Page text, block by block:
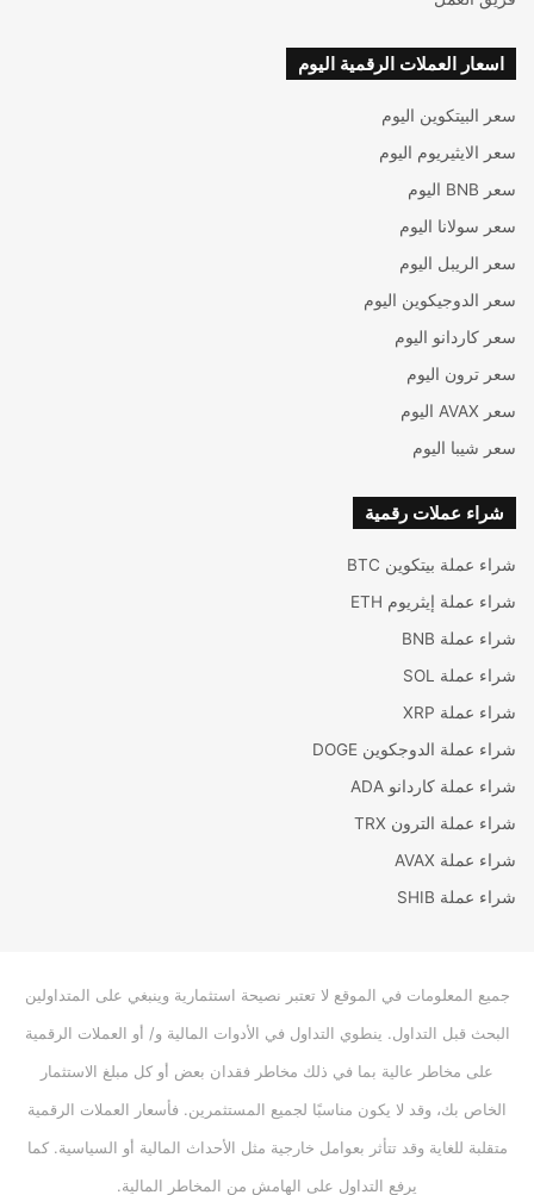
اسعار العملات الرقمية اليوم
سعر البيتكوين اليوم
سعر الايثيريوم اليوم
سعر BNB اليوم
سعر سولانا اليوم
سعر الريبل اليوم
سعر الدوجيكوين اليوم
سعر كاردانو اليوم
سعر ترون اليوم
سعر AVAX اليوم
سعر شيبا اليوم
شراء عملات رقمية
شراء عملة بيتكوين BTC
شراء عملة إيثريوم ETH
شراء عملة BNB
شراء عملة SOL
شراء عملة XRP
شراء عملة الدوجكوين DOGE
شراء عملة كاردانو ADA
شراء عملة الترون TRX
شراء عملة AVAX
شراء عملة SHIB
جميع المعلومات في الموقع لا تعتبر نصيحة استثمارية وينبغي على المتداولين
البحث قبل التداول. ينطوي التداول في الأدوات المالية و/ أو العملات الرقمية
على مخاطر عالية بما في ذلك مخاطر فقدان بعض أو كل مبلغ الاستثمار
الخاص بك، وقد لا يكون مناسبًا لجميع المستثمرين. فأسعار العملات الرقمية
متقلبة للغاية وقد تتأثر بعوامل خارجية مثل الأحداث المالية أو السياسية. كما
يرفع التداول على الهامش من المخاطر المالية.